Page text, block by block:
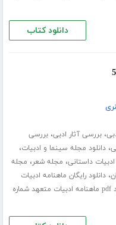
دانلود کتاب
،بررسی آثار ادبی،بررسی
،دانلود مجله سینما و ادبیات،
داستانی، مجله شعر، مجله
،دانلود رایگان ماهنامه ادبیات
دانلود pdf ماهنامه ادبیات متعهد شماره